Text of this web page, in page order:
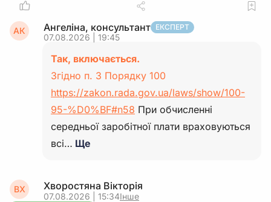
АК Ангеліна, консультант ЕКСПЕРТ
07.08.2026 | 19:45
Так, включається.
Згідно п. 3 Порядку 100
https://zakon.rada.gov.ua/laws/show/100-
95-%D0%BF#n58 При обчисленні
середньої заробітної плати враховуються
всі… Ще
ВХ Хворостяна Вікторія
07.08.2026 | 15:34Інше